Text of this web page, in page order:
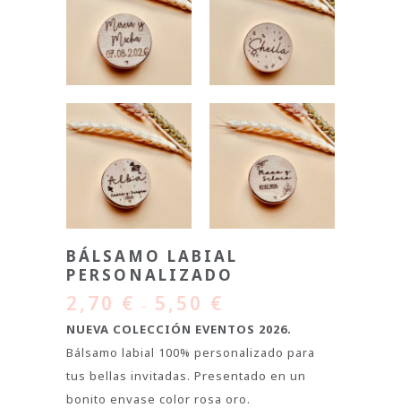
BÁLSAMO LABIAL
PERSONALIZADO
2,70 € – 5,50 €
NUEVA COLECCIÓN EVENTOS 2026.
Bálsamo labial 100% personalizado para
tus bellas invitadas. Presentado en un
bonito envase color rosa oro.